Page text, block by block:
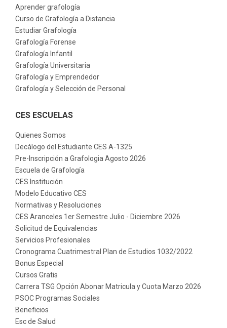
Aprender grafología
Curso de Grafología a Distancia
Estudiar Grafología
Grafología Forense
Grafología Infantil
Grafología Universitaria
Grafología y Emprendedor
Grafología y Selección de Personal
CES ESCUELAS
Quienes Somos
Decálogo del Estudiante CES A-1325
Pre-Inscripción a Grafologia Agosto 2026
Escuela de Grafología
CES Institución
Modelo Educativo CES
Normativas y Resoluciones
CES Aranceles 1er Semestre Julio - Diciembre 2026
Solicitud de Equivalencias
Servicios Profesionales
Cronograma Cuatrimestral Plan de Estudios 1032/2022
Bonus Especial
Cursos Gratis
Carrera TSG Opción Abonar Matricula y Cuota Marzo 2026
PSOC Programas Sociales
Beneficios
Esc de Salud